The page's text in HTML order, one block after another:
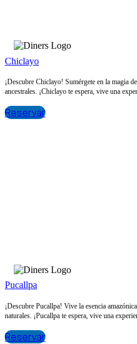
Chiclayo
¡Descubre Chiclayo! Sumérgete en la magia
ancestrales. ¡Chiclayo te espera, vive una
Reservar
Pucallpa
¡Descubre Pucallpa! Vive la esencia
naturales. ¡Pucallpa te espera, vive una
Reservar